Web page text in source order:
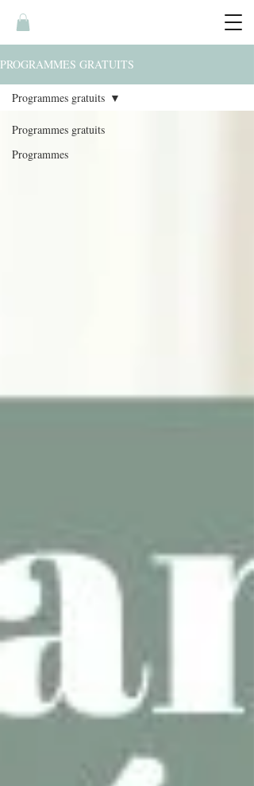
PROGRAMMES GRATUITS
Programmes gratuits
Programmes
Programmes gratuits